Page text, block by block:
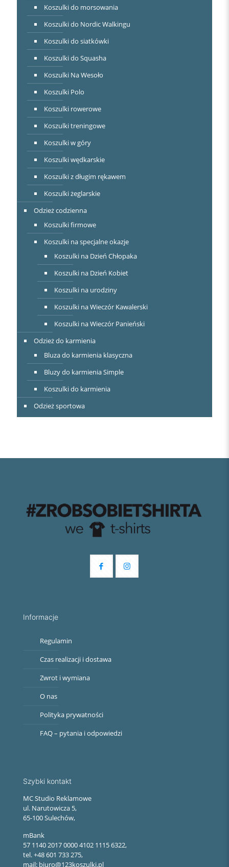
Koszulki do morsowania
Koszulki do Nordic Walkingu
Koszulki do siatkówki
Koszulki do Squasha
Koszulki Na Wesoło
Koszulki Polo
Koszulki rowerowe
Koszulki treningowe
Koszulki w góry
Koszulki wędkarskie
Koszulki z długim rękawem
Koszulki żeglarskie
Odzież codzienna
Koszulki firmowe
Koszulki na specjalne okazje
Koszulki na Dzień Chłopaka
Koszulki na Dzień Kobiet
Koszulki na urodziny
Koszulki na Wieczór Kawalerski
Koszulki na Wieczór Panieński
Odzież do karmienia
Bluza do karmienia klasyczna
Bluzy do karmienia Simple
Koszulki do karmienia
Odzież sportowa
Informacje
Regulamin
Czas realizacji i dostawa
Zwrot i wymiana
O nas
Polityka prywatności
FAQ – pytania i odpowiedzi
Szybki kontakt
MC Studio Reklamowe
ul. Narutowicza 5,
65-100 Sulechów,
mBank
57 1140 2017 0000 4102 1115 6322,
tel. +48 601 733 275,
mail: biuro@123koszulki.pl